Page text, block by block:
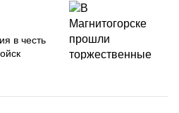
в честь